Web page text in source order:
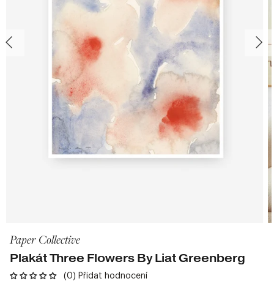
Paper Collective
Plakát Three Flowers By Liat Greenberg
(0) Přidat hodnocení